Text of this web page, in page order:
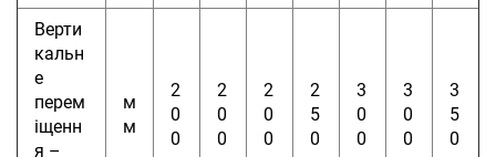
Верти
кальн
е
перем
іщенн
я –
м
м
2
0
0
2
0
0
2
0
0
2
5
0
3
0
0
3
0
0
3
5
0